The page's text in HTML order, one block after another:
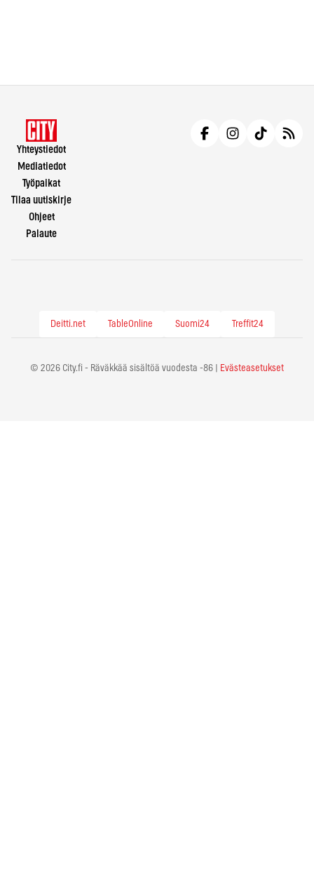
Yhteystiedot
Mediatiedot
Työpaikat
Tilaa uutiskirje
Ohjeet
Palaute
Deitti.net TableOnline Suomi24 Treffit24
© 2026 City.fi - Räväkkää sisältöä vuodesta -86 | Evästeasetukset